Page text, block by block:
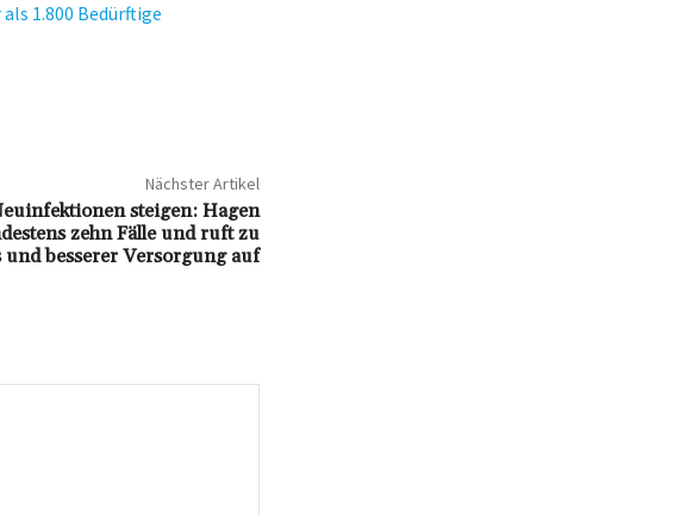
1.800 Bedürftige
Nächster Artikel
steigen: Hagen
zehn Fälle und ruft zu
und besserer Versorgung auf